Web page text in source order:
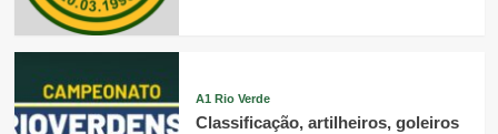
A1 Rio Verde
Classificação, artilheiros, goleiros